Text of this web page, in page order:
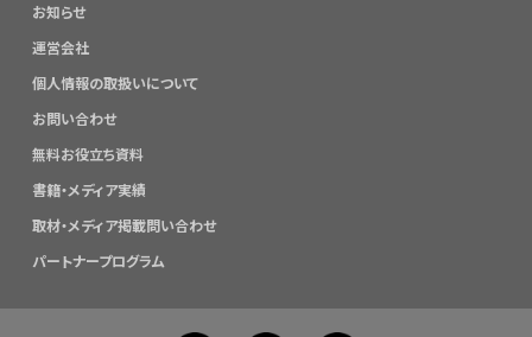
お知らせ
運営会社
個人情報の取扱いについて
お問い合わせ
無料お役立ち資料
書籍・メディア実績
取材・メディア掲載問い合わせ
パートナープログラム